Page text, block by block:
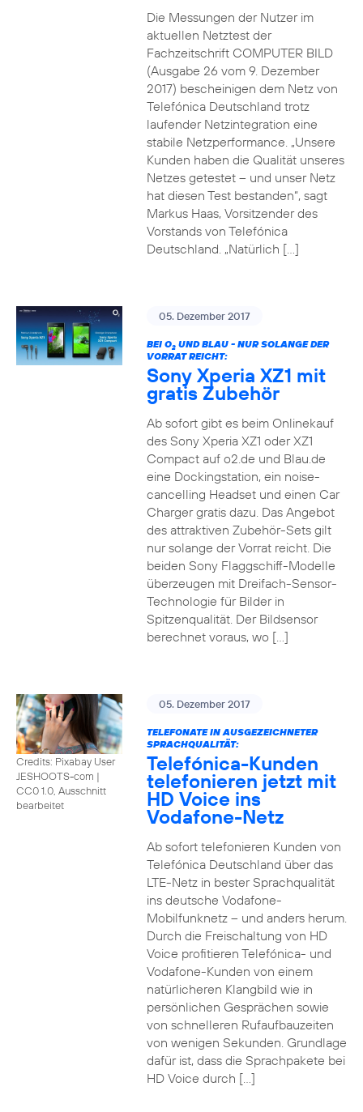
Die Messungen der Nutzer im
aktuellen Netztest der
Fachzeitschrift COMPUTER BILD
(Ausgabe 26 vom 9. Dezember
2017) bescheinigen dem Netz von
Telefónica Deutschland trotz
laufender Netzintegration eine
stabile Netzperformance. „Unsere
Kunden haben die Qualität unseres
Netzes getestet – und unser Netz
hat diesen Test bestanden“, sagt
Markus Haas, Vorsitzender des
Vorstands von Telefónica
Deutschland. „Natürlich […]
05. Dezember 2017
BEI O2UND BLAU - NUR SOLANGE DER
VORRAT REICHT:
Sony Xperia XZ1 mit
gratis Zubehör
Ab sofort gibt es beim Onlinekauf
des Sony Xperia XZ1 oder XZ1
Compact auf o2.de und Blau.de
eine Dockingstation, ein noise-
cancelling Headset und einen Car
Charger gratis dazu. Das Angebot
des attraktiven Zubehör-Sets gilt
nur solange der Vorrat reicht. Die
beiden Sony Flaggschiff-Modelle
überzeugen mit Dreifach-Sensor-
Technologie für Bilder in
Spitzenqualität. Der Bildsensor
berechnet voraus, wo […]
Credits: Pixabay User
JESHOOTS-com |
CC0 1.0, Ausschnitt
bearbeitet
05. Dezember 2017
TELEFONATE IN AUSGEZEICHNETER
SPRACHQUALITÄT:
Telefónica-Kunden
telefonieren jetzt mit
HD Voice ins
Vodafone-Netz
Ab sofort telefonieren Kunden von
Telefónica Deutschland über das
LTE-Netz in bester Sprachqualität
ins deutsche Vodafone-
Mobilfunknetz – und anders herum.
Durch die Freischaltung von HD
Voice profitieren Telefónica- und
Vodafone-Kunden von einem
natürlicheren Klangbild wie in
persönlichen Gesprächen sowie
von schnelleren Rufaufbauzeiten
von wenigen Sekunden. Grundlage
dafür ist, dass die Sprachpakete bei
HD Voice durch […]